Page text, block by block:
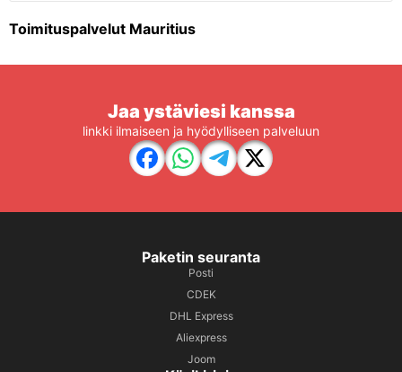
Toimituspalvelut Mauritius
Jaa ystäviesi kanssa
linkki ilmaiseen ja hyödylliseen palveluun
Paketin seuranta
Posti
CDEK
DHL Express
Aliexpress
Joom